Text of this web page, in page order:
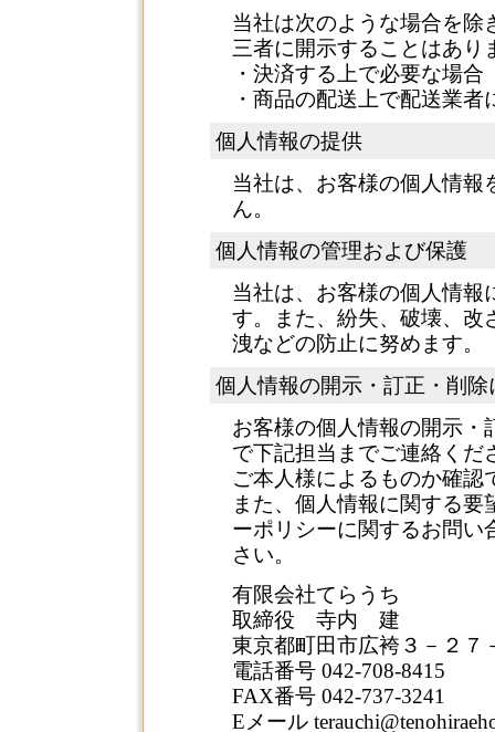
当社は次のような場合を除
三者に開示することはあり
・決済する上で必要な場合
・商品の配送上で配送業者
個人情報の提供
当社は、お客様の個人情報
ん。
個人情報の管理および保護
当社は、お客様の個人情報
す。また、紛失、破壊、改
洩などの防止に努めます。
個人情報の開示・訂正・削
お客様の個人情報の開示・
で下記担当までご連絡くだ
ご本人様によるものか確
また、個人情報に関する
ーポリシーに関するお問い
さい。
有限会社てらうち
取締役 寺内 建
東京都町田市広袴３－２７
電話番号 042-708-8415
FAX番号 042-737-3241
Eメール